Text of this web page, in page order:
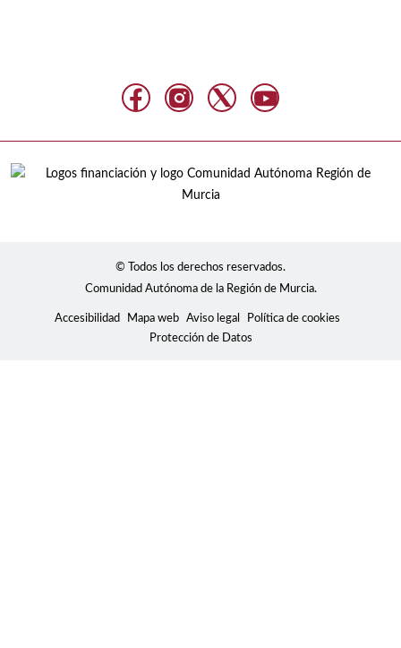
© Todos los derechos reservados.
Comunidad Autónoma de la Región de Murcia.
Accesibilidad Mapa web Aviso legal
Política de cookies
Protección de Datos